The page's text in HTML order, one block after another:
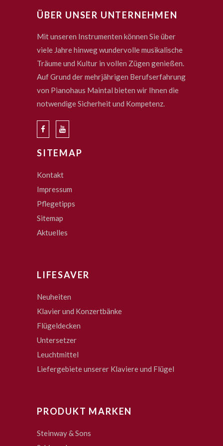
ÜBER UNSER UNTERNEHMEN
Mit unseren Instrumenten können Sie über
viele Jahre hinweg wundervolle musikalische
Träume und Kultur in vollen Zügen genießen.
Auf Grund der mehrjährigen Berufserfahrung
von Pianohaus Maintal bieten wir Ihnen die
notwendige Sicherheit und Kompetenz.
SITEMAP
Kontakt
Impressum
Pflegetipps
Sitemap
Aktuelles
LIFESAVER
Neuheiten
Klavier und Konzertbänke
Flügeldecken
Untersetzer
Leuchtmittel
Liefergebiete unserer Klaviere und Flügel
PRODUKT MARKEN
Steinway & Sons